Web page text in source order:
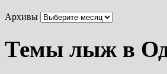
Архивы
Темы лыж в